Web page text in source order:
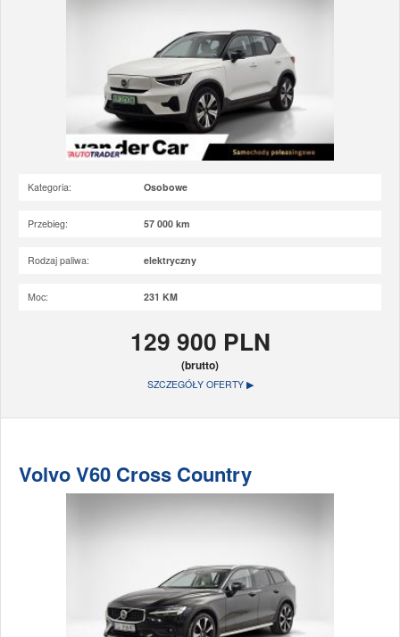
Kategoria: Osobowe
Przebieg: 57 000 km
Rodzaj paliwa: elektryczny
Moc: 231 KM
129 900 PLN
(brutto)
SZCZEGÓŁY OFERTY ▶
Volvo V60 Cross Country